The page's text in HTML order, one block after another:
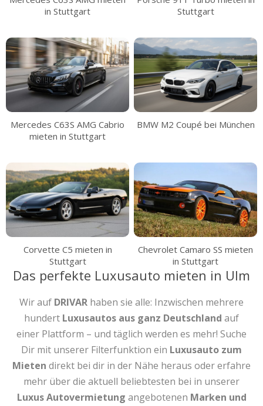
in Stuttgart
Stuttgart
Mercedes C63S AMG Cabrio
mieten in Stuttgart
BMW M2 Coupé bei München
Corvette C5 mieten in
Stuttgart
Chevrolet Camaro SS mieten
in Stuttgart
Das perfekte Luxusauto mieten in Ulm
Wir auf DRIVAR haben sie alle: Inzwischen mehrere
hundert Luxusautos aus ganz Deutschland auf
einer Plattform – und täglich werden es mehr! Suche
Dir mit unserer Filterfunktion ein Luxusauto zum
Mieten direkt bei dir in der Nähe heraus oder erfahre
mehr über die aktuell beliebtesten bei in unserer
Luxus Autovermietung angebotenen Marken und